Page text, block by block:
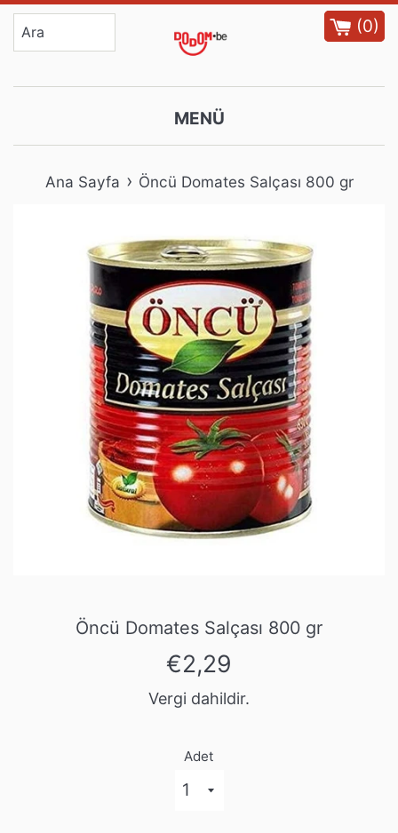
İçeriğe
atla
(0)
MENÜ
Ana Sayfa › Öncü Domates Salçası 800 gr
Öncü Domates Salçası 800 gr
Normal
fiyat
€2,29
Vergi dahildir.
Adet